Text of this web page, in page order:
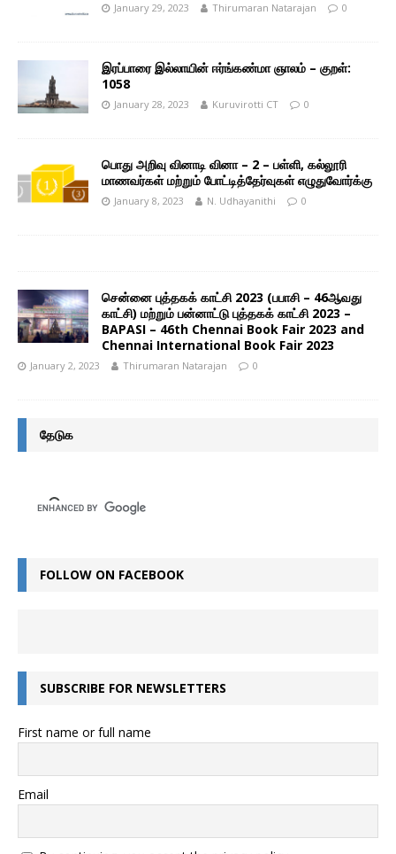
January 29, 2023 Thirumaran Natarajan 0
இரப்பாரை இல்லாயின் ஈர்ங்கண்மா ஞாலம் – குறள்:
1058
January 28, 2023 Kuruvirotti CT 0
பொது அறிவு வினாடி வினா – 2 – பள்ளி, கல்லூரி
மாணவர்கள் மற்றும் போட்டித்தேர்வுகள் எழுதுவோர்க்கு
January 8, 2023 N. Udhayanithi 0
சென்னை புத்தகக் காட்சி 2023 (பபாசி – 46ஆவது
காட்சி) மற்றும் பன்னாட்டு புத்தகக் காட்சி 2023 –
BAPASI – 46th Chennai Book Fair 2023 and
Chennai International Book Fair 2023
January 2, 2023 Thirumaran Natarajan 0
தேடுக
FOLLOW ON FACEBOOK
SUBSCRIBE FOR NEWSLETTERS
First name or full name
Email